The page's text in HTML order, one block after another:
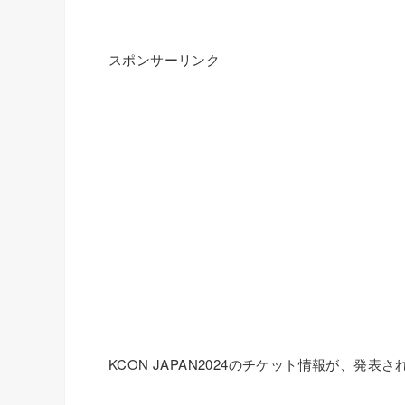
スポンサーリンク
KCON JAPAN2024のチケット情報が、発表さ